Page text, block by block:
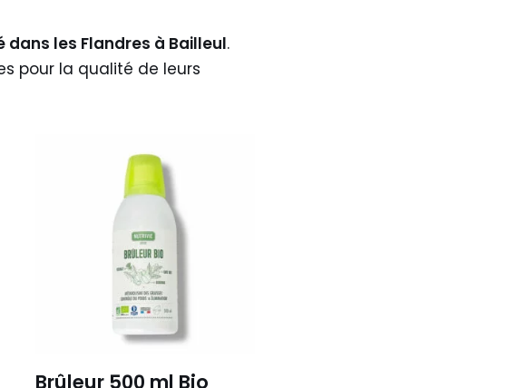
les Flandres à Bailleul.
pour la qualité de leurs
Brûleur 500 ml Bio